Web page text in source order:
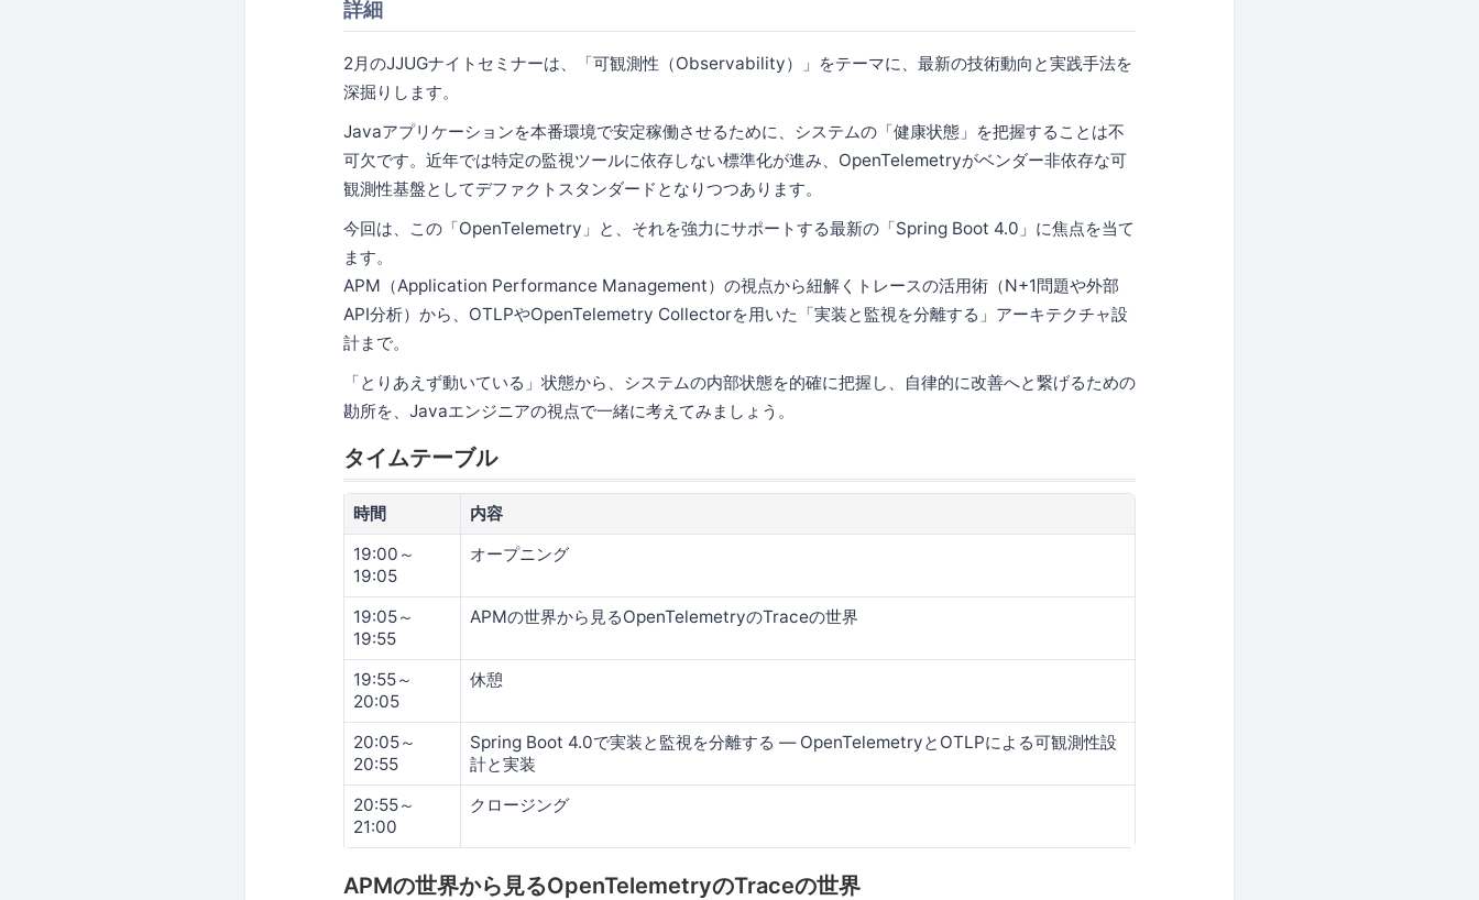
詳細
2月のJJUGナイトセミナーは、「可観測性（Observability）」をテーマに、最新の技術動向と実践手法を
深掘りします。
Javaアプリケーションを本番環境で安定稼働させるために、システムの「健康状態」を把握することは不
可欠です。近年では特定の監視ツールに依存しない標準化が進み、OpenTelemetryがベンダー非依存な可
観測性基盤としてデファクトスタンダードとなりつつあります。
今回は、この「OpenTelemetry」と、それを強力にサポートする最新の「Spring Boot 4.0」に焦点を当て
ます。
APM（Application Performance Management）の視点から紐解くトレースの活用術（N+1問題や外部
API分析）から、OTLPやOpenTelemetry Collectorを用いた「実装と監視を分離する」アーキテクチャ設
計まで。
「とりあえず動いている」状態から、システムの内部状態を的確に把握し、自律的に改善へと繋げるための
勘所を、Javaエンジニアの視点で一緒に考えてみましょう。
タイムテーブル
時間
内容
19:00～
19:05
オープニング
19:05～
19:55
APMの世界から見るOpenTelemetryのTraceの世界
19:55～
20:05
休憩
20:05～
20:55
Spring Boot 4.0で実装と監視を分離する — OpenTelemetryとOTLPによる可観測性設
計と実装
20:55～
21:00
クロージング
APMの世界から見るOpenTelemetryのTraceの世界